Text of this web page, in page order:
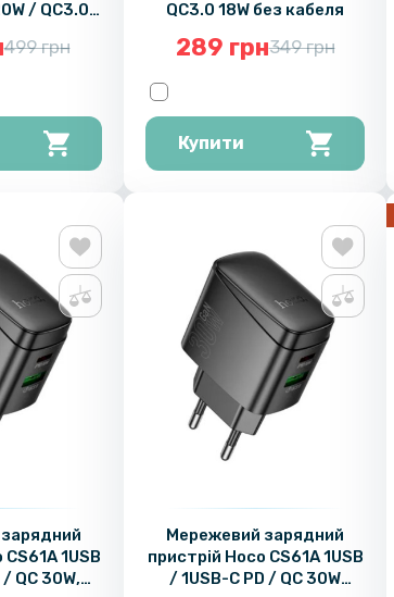
/ QC3.0
499 грн
QC3.0 18W без кабеля
289 грн349 грн
Купити
1USB
QC 30W,
Мережевий зарядний
пристрій Hoco CS61A 1USB
/ 1USB-C PD / QC 30W